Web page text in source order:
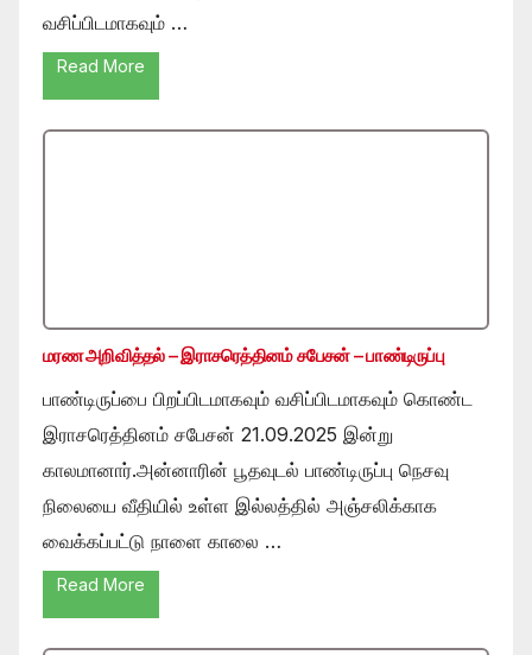
வசிப்பிடமாகவும் …
Read More
மரண அறிவித்தல் – இராசரெத்தினம் சபேசன் – பாண்டிருப்பு
பாண்டிருப்பை பிறப்பிடமாகவும் வசிப்பிடமாகவும் கொண்ட
இராசரெத்தினம் சபேசன் 21.09.2025 இன்று
காலமானார்.அன்னாரின் பூதவுடல் பாண்டிருப்பு நெசவு
நிலையை வீதியில் உள்ள இல்லத்தில் அஞ்சலிக்காக
வைக்கப்பட்டு நாளை காலை …
Read More